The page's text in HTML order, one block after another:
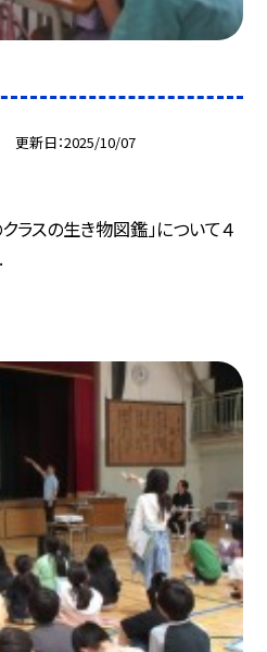
更新日 2025/10/07
ラスの生き物図鑑」について４